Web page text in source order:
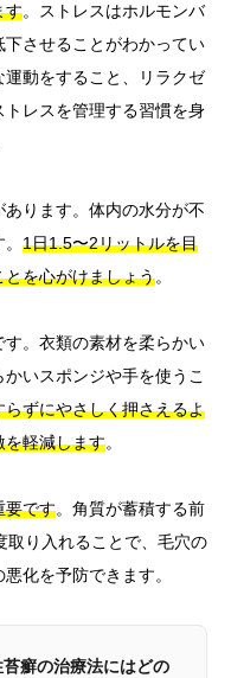
す。ストレスはホルモンバ
させることがわかってい
動をすること、リラクゼ
レスを管理する習慣を身
ります。体内の水分が不
1日1.5〜2リットルを目
を心がけましょう。
。衣類の素材を柔らかい
いスポンジや手を使うこ
ずにやさしく押さえるよ
を軽減します。
要です。角質が蓄積する前
取り入れることで、毛穴の
化を予防できます。
癬の治療法にはどの